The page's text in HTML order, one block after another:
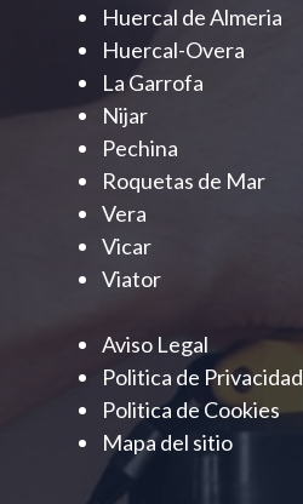
Huercal de Almeria
Huercal-Overa
La Garrofa
Nijar
Pechina
Roquetas de Mar
Vera
Vicar
Viator
Aviso Legal
Politica de Privacidad
Politica de Cookies
Mapa del sitio